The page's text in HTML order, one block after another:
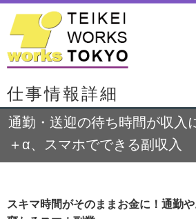
仕事情報詳細
通勤・送迎の待ち時間が収入
＋α、スマホでできる副収入
スキマ時間がそのままお金に！通勤